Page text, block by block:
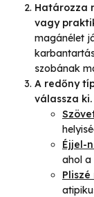
Határozza
vagy
magánélet
szobának
A redőny
válassza ki.
Éjjel-
ahol a